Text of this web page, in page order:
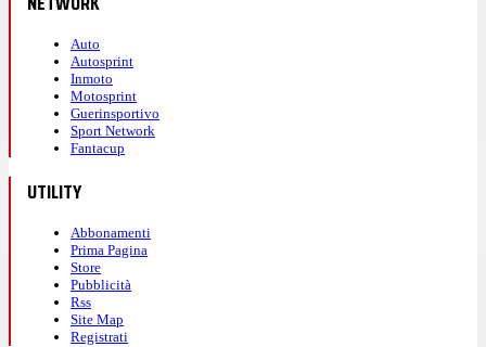
Auto
Autosprint
Inmoto
Motosprint
Guerinsportivo
Sport Network
Fantacup
UTILITY
Abbonamenti
Prima Pagina
Store
Pubblicità
Rss
Site Map
Registrati